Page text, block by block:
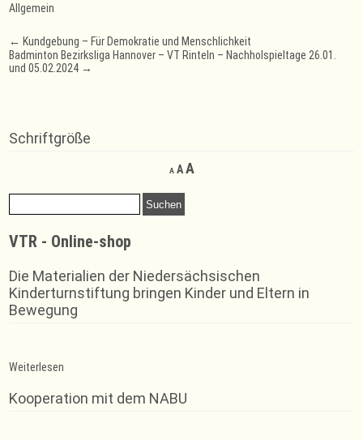
Allgemein
Post
navigation
← Kundgebung – Für Demokratie und Menschlichkeit
Badminton Bezirksliga Hannover – VT Rinteln – Nachholspieltage 26.01.
und 05.02.2024 →
Schriftgröße
A
Decrease
font
AReset
size.
AIncrease
Suchen
nach:
VTR - Online-shop
Die Materialien der Niedersächsischen
Kinderturnstiftung bringen Kinder und Eltern in
Bewegung
Weiterlesen
Rope
Skipping
Kooperation mit dem NABU